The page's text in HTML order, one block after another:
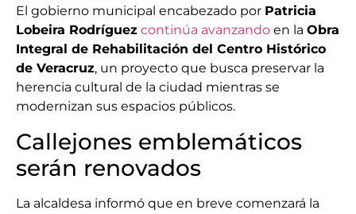
El gobierno municipal encabezado por Patricia
Lobeira Rodríguez continúa avanzando en la Obra
Integral de Rehabilitación del Centro Histórico
de Veracruz, un proyecto que busca preservar la
herencia cultural de la ciudad mientras se
modernizan sus espacios públicos.
Callejones emblemáticos
serán renovados
La alcaldesa informó que en breve comenzará la